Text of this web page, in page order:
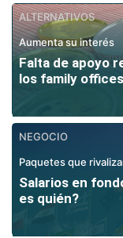
ALTERNATIVOS
Aumenta su interés
Falta de apoyo
los family
NEGOCIO
Paquetes que
Salarios en
es quién?